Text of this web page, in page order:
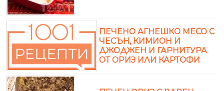
ПЕЧЕНО АГНЕШКО МЕСО С
ЧЕСЪН, КИМИОН И
ДЖОДЖЕН И ГАРНИТУРА
ОТ ОРИЗ ИЛИ КАРТОФИ